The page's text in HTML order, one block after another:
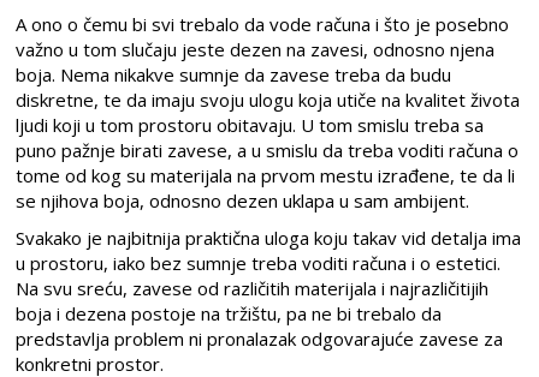
A ono o čemu bi svi trebalo da vode računa i što je posebno
važno u tom slučaju jeste dezen na zavesi, odnosno njena
boja. Nema nikakve sumnje da zavese treba da budu
diskretne, te da imaju svoju ulogu koja utiče na kvalitet života
ljudi koji u tom prostoru obitavaju. U tom smislu treba sa
puno pažnje birati zavese, a u smislu da treba voditi računa o
tome od kog su materijala na prvom mestu izrađene, te da li
se njihova boja, odnosno dezen uklapa u sam ambijent.
Svakako je najbitnija praktična uloga koju takav vid detalja ima
u prostoru, iako bez sumnje treba voditi računa i o estetici.
Na svu sreću, zavese od različitih materijala i najrazličitijih
boja i dezena postoje na tržištu, pa ne bi trebalo da
predstavlja problem ni pronalazak odgovarajuće zavese za
konkretni prostor.